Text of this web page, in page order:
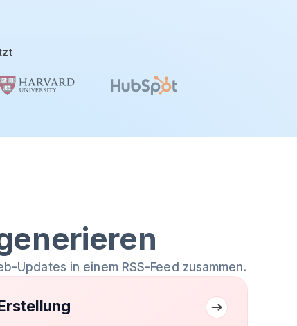
Updates in einem RSS-Feed zusammen.